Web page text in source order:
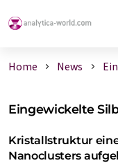
Home News
Eingewickelte
Kristallstruktur
Nanoclusters